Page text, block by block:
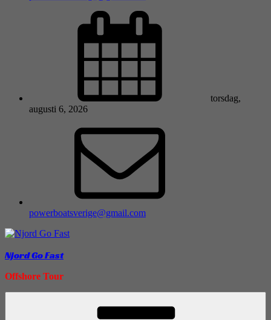
torsdag,
augusti 6, 2026
powerboatsverige@gmail.com
Njord Go Fast
Offshore Tour